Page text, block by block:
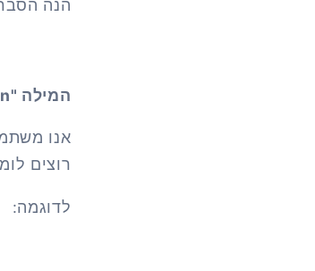
הנה
המילה "
רוצים
לדוגמה: